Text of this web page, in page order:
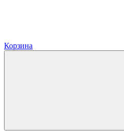
Корзина